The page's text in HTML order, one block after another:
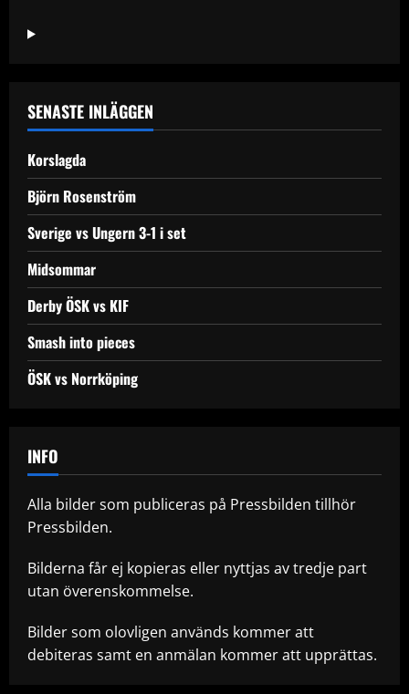
SENASTE INLÄGGEN
Korslagda
Björn Rosenström
Sverige vs Ungern 3-1 i set
Midsommar
Derby ÖSK vs KIF
Smash into pieces
ÖSK vs Norrköping
INFO
Alla bilder som publiceras på Pressbilden tillhör
Pressbilden.
Bilderna får ej kopieras eller nyttjas av tredje part
utan överenskommelse.
Bilder som olovligen används kommer att
debiteras samt en anmälan kommer att upprättas.